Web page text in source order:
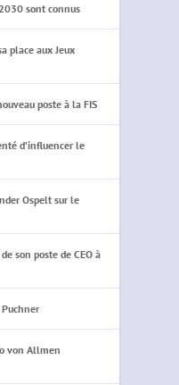
sont connus
place aux Jeux
poste à la FIS
d’influencer le
Ospelt sur le
son poste de CEO à
von Allmen